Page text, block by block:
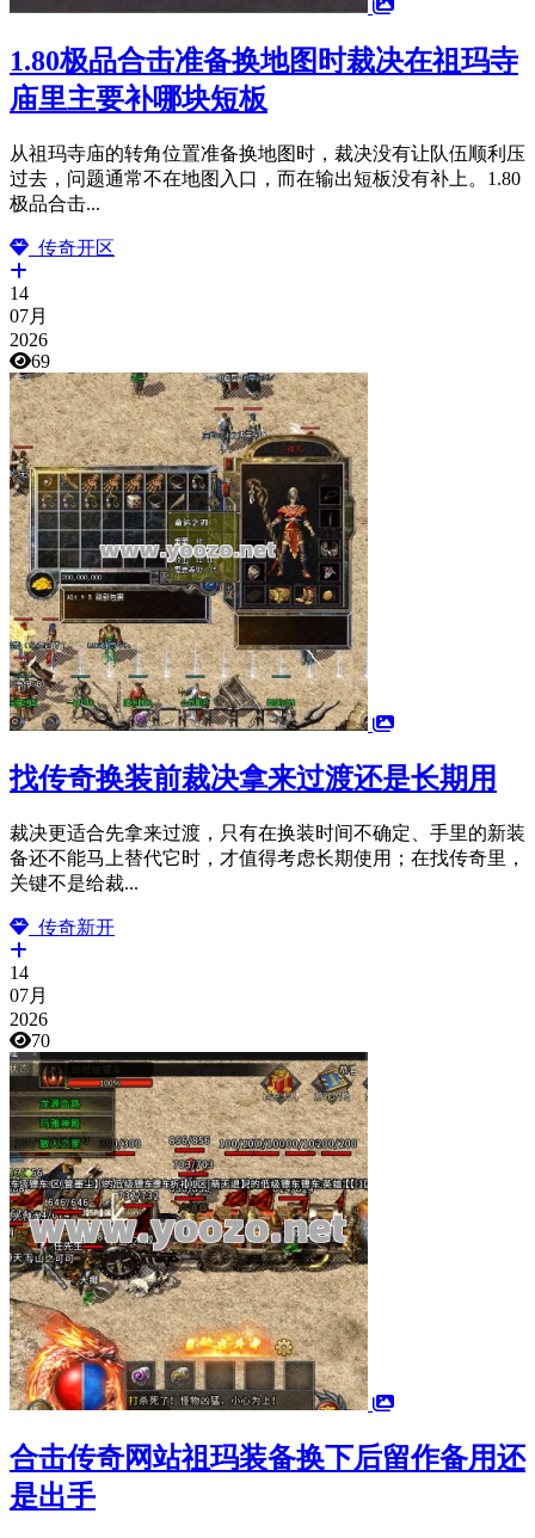
1.80极品合击准备换地图时裁决在祖玛寺
庙里主要补哪块短板
从祖玛寺庙的转角位置准备换地图时，裁决没有让队伍顺利压
过去，问题通常不在地图入口，而在输出短板没有补上。1.80
极品合击...
传奇开区
14
07月
2026
69
找传奇换装前裁决拿来过渡还是长期用
裁决更适合先拿来过渡，只有在换装时间不确定、手里的新装
备还不能马上替代它时，才值得考虑长期使用；在找传奇里，
关键不是给裁...
传奇新开
14
07月
2026
70
合击传奇网站祖玛装备换下后留作备用还
是出手